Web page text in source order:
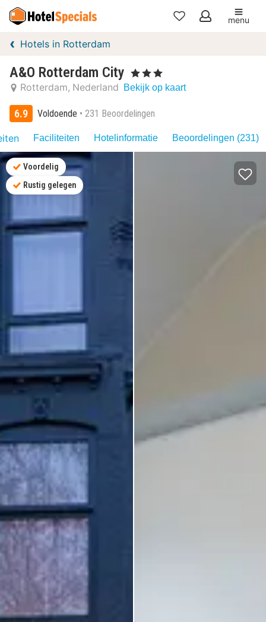
Mijn
menu
Hotels in Rotterdam
A&O Rotterdam City , 3 Sterren
Rotterdam Nederland Bekijk op kaart
6.9 Voldoende 231 Beoordelingen
Faciliteiten Hotelinformatie Beoordelingen (231)
Voordelig
Rustig gelegen